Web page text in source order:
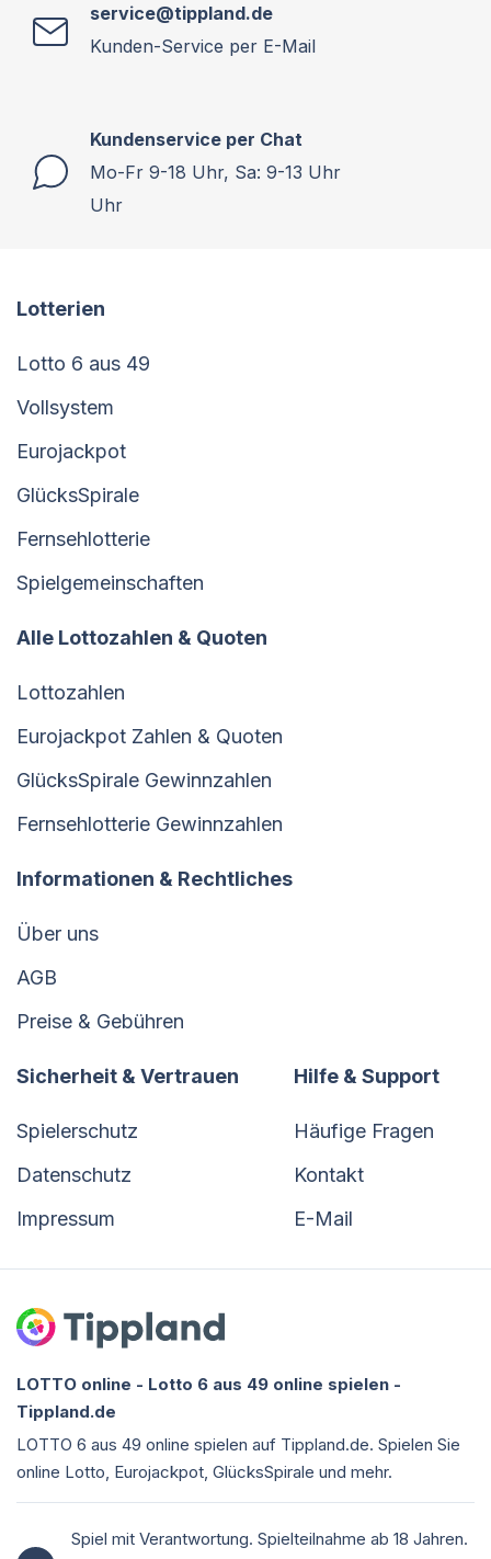
service@tippland.de
Kunden-Service per E-Mail
Kundenservice per Chat
Mo-Fr 9-18 Uhr, Sa: 9-13 Uhr
Uhr
Lotterien
Lotto 6 aus 49
Vollsystem
Eurojackpot
GlücksSpirale
Fernsehlotterie
Spielgemeinschaften
Alle Lottozahlen & Quoten
Lottozahlen
Eurojackpot Zahlen & Quoten
GlücksSpirale Gewinnzahlen
Fernsehlotterie Gewinnzahlen
Informationen & Rechtliches
Über uns
AGB
Preise & Gebühren
Sicherheit & Vertrauen
Spielerschutz
Datenschutz
Impressum
Hilfe & Support
Häufige Fragen
Kontakt
E-Mail
LOTTO online - Lotto 6 aus 49 online spielen -
Tippland.de
LOTTO 6 aus 49 online spielen auf Tippland.de. Spielen Sie
online Lotto, Eurojackpot, GlücksSpirale und mehr.
Spiel mit Verantwortung. Spielteilnahme ab 18 Jahren.